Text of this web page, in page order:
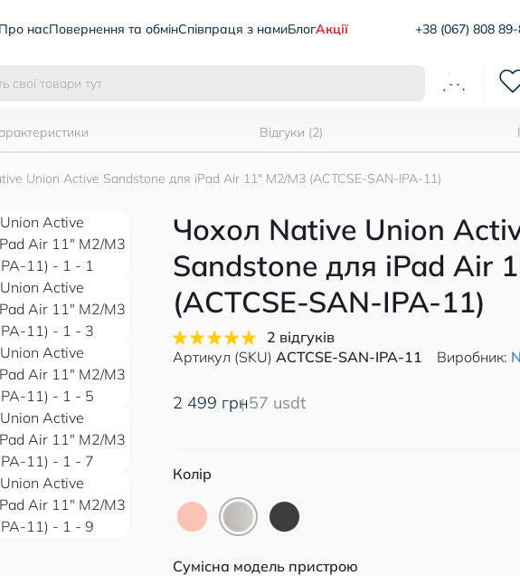
Про насПовернення та обмінСпівпраця з намиБлогАкції +38 (067) 808
Union Active Sandstone для iPad Air 11" M2/M3 (ACTCSE-SAN-IPA-11)
Відгуки (2)
Чохол Native Union
Sandstone для iPad Air
(ACTCSE-SAN-IPA-11)
2 відгуків
Артикул (SKU) ACTCSE-SAN-IPA-11 Виробник:
2 499 грн57 usdt
Колір
Сумісна модель пристрою